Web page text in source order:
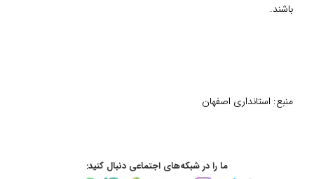
باشند.
منبع: استانداری اصفهان
ما را در شبکه‌های اجتماعی دنبال کنید: